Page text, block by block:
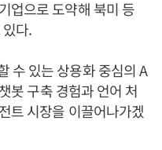
업으로 도약해 북미 등
다.
수 있는 상용화 중심의 A
봇 구축 경험과 언어 처
트 시장을 이끌어나가겠